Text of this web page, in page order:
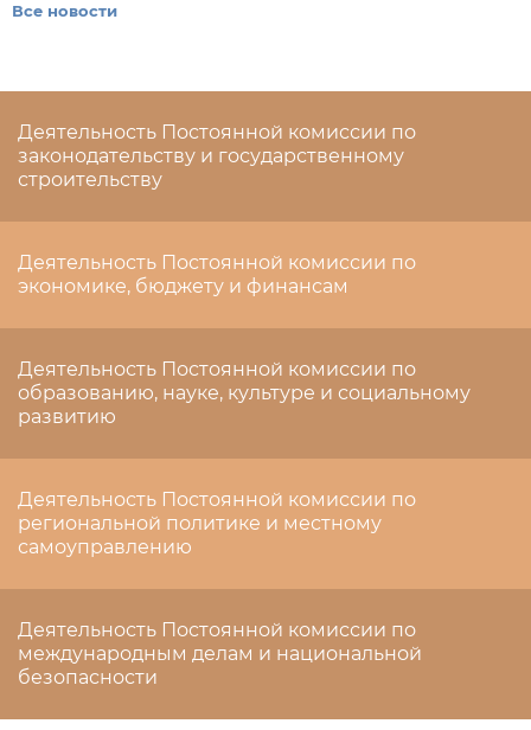
Все новости
Деятельность Постоянной комиссии по
законодательству и государственному
строительству
Деятельность Постоянной комиссии по
экономике, бюджету и финансам
Деятельность Постоянной комиссии по
образованию, науке, культуре и социальному
развитию
Деятельность Постоянной комиссии по
региональной политике и местному
самоуправлению
Деятельность Постоянной комиссии по
международным делам и национальной
безопасности